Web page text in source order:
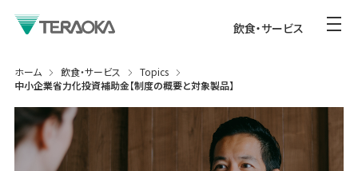
飲食・サービス
ホーム 飲食・サービス
Topics
中小企業省力化投資補助金【制度の概要と対象製品】